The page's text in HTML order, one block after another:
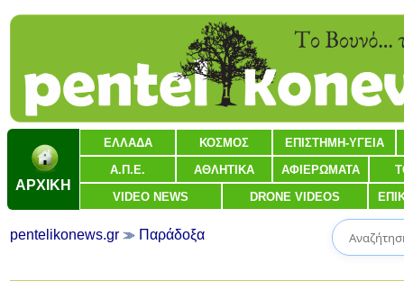
ΑΡΧΙΚΗ
ΕΛΛΑΔΑ ΚΟΣΜΟΣ ΕΠΙΣΤΗΜΗ-ΥΓΕΙΑ
Α.Π.Ε. ΑΘΛΗΤΙΚΑ ΑΦΙΕΡΩΜΑΤΑ
VIDEO NEWS DRONE VIDEOS
pentelikonews.gr Παράδοξα